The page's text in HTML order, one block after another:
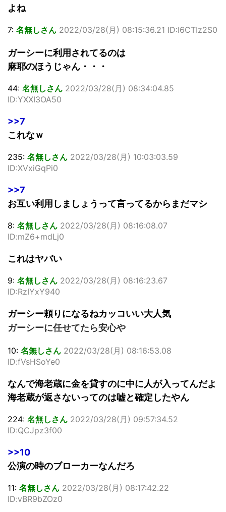
よね
7: 名無しさん 2022/03/28(月) 08:15:36.21 ID:I6CTIz2S0
ガーシーに利用されてるのは
麻耶のほうじゃん・・・
44: 名無しさん 2022/03/28(月) 08:34:04.85
ID:YXXI3OA50
>>7
これなｗ
235: 名無しさん 2022/03/28(月) 10:03:03.59
ID:XVxiGqPi0
>>7
お互い利用しましょうって言ってるからまだマシ
8: 名無しさん 2022/03/28(月) 08:16:08.07
ID:mZ6+mdLj0
これはヤバい
9: 名無しさん 2022/03/28(月) 08:16:23.67
ID:RzIYxY940
ガーシー頼りになるねカッコいい大人気
ガーシーに任せてたら安心や
10: 名無しさん 2022/03/28(月) 08:16:53.08
ID:fVsHSoYe0
なんで海老蔵に金を貸すのに中に人が入ってんだよ
海老蔵が返さないってのは嘘と確定したやん
224: 名無しさん 2022/03/28(月) 09:57:34.52
ID:QCJpz3f00
>>10
公演の時のブローカーなんだろ
11: 名無しさん 2022/03/28(月) 08:17:42.22
ID:vBR9bZOz0